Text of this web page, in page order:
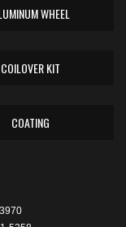
WHEEL
COILOVER KIT
COATING